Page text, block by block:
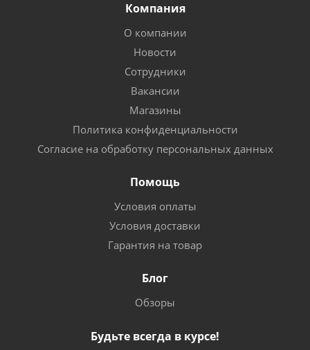
Компания
О компании
Новости
Сотрудники
Вакансии
Магазины
Политика конфиденциальности
Согласие на обработку персональных данных
Помощь
Условия оплаты
Условия доставки
Гарантия на товар
Блог
Обзоры
Будьте всегда в курсе!